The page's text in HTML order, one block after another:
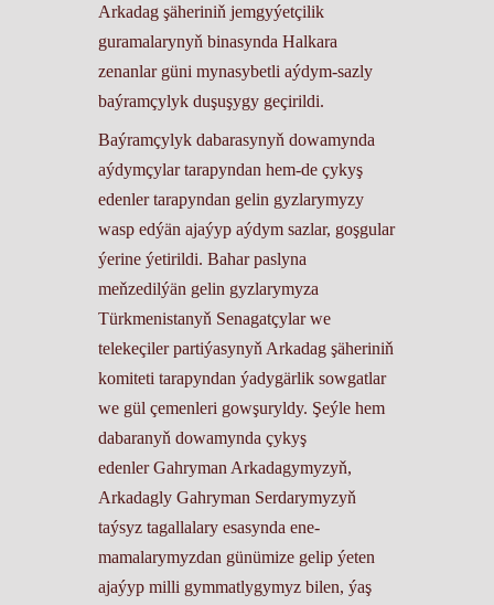
Arkadag şäheriniň jemgyýetçilik
guramalarynyň binasynda Halkara
zenanlar güni mynasybetli aýdym-sazly
baýramçylyk duşuşygy geçirildi.
Baýramçylyk dabarasynyň dowamynda
aýdymçylar tarapyndan hem-de çykyş
edenler tarapyndan gelin gyzlarymyzy
wasp edýän ajaýyp aýdym sazlar, goşgular
ýerine ýetirildi. Bahar paslyna
meňzedilýän gelin gyzlarymyza
Türkmenistanyň Senagatçylar we
telekeçiler partiýasynyň Arkadag şäheriniň
komiteti tarapyndan ýadygärlik sowgatlar
we gül çemenleri gowşuryldy. Şeýle hem
dabaranyň dowamynda çykyş
edenler Gahryman Arkadagymyzyň,
Arkadagly Gahryman Serdarymyzyň
taýsyz tagallalary esasynda ene-
mamalarymyzdan günümize gelip ýeten
ajaýyp milli gymmatlygymyz bilen, ýaş